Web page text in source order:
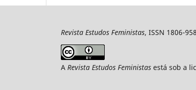
Revista Estudos Feministas, ISSN 1806-
A Revista Estudos Feministas está sob a